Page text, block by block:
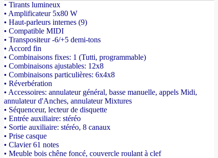
• Tirants lumineux
• Amplificateur 5x80 W
• Haut-parleurs internes (9)
• Compatible MIDI
• Transpositeur -6/+5 demi-tons
• Accord fin
• Combinaisons fixes: 1 (Tutti, programmable)
• Combinaisons ajustables: 12x8
• Combinaisons particulières: 6x4x8
• Réverbération
• Accessoires: annulateur général, basse manuelle, appels Midi,
annulateur d'Anches, annulateur Mixtures
• Séquenceur, lecteur de disquette
• Entrée auxiliaire: stéréo
• Sortie auxiliaire: stéréo, 8 canaux
• Prise casque
• Clavier 61 notes
• Meuble bois chêne foncé, couvercle roulant à clef